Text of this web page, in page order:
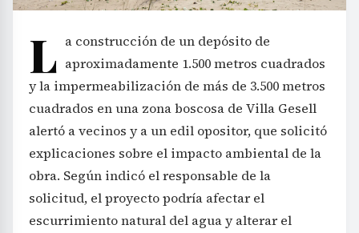
L a construcción de un depósito de
aproximadamente 1.500 metros cuadrados
y la impermeabilización de más de 3.500 metros
cuadrados en una zona boscosa de Villa Gesell
alertó a vecinos y a un edil opositor, que solicitó
explicaciones sobre el impacto ambiental de la
obra. Según indicó el responsable de la
solicitud, el proyecto podría afectar el
escurrimiento natural del agua y alterar el